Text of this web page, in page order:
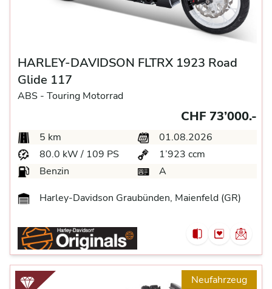
HARLEY-DAVIDSON FLTRX 1923 Road
Glide 117
ABS - Touring Motorrad
CHF 73’000.-
5 km
01.08.2026
80.0 kW / 109 PS
1’923 ccm
Benzin
A
Harley-Davidson Graubünden, Maienfeld (GR)
Neufahrzeug